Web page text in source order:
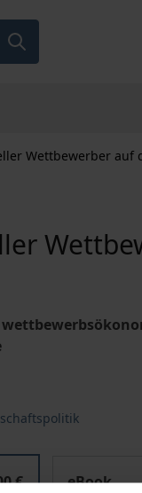
Wettbewerber auf
€
eBook